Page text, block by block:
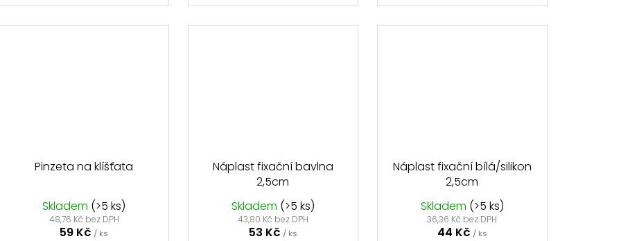
Pinzeta na klíšťata
Skladem (>5 ks)
48,76 Kč bez DPH
59 Kč / ks
Náplast fixační bavlna
2,5cm
Skladem (>5 ks)
43,80 Kč bez DPH
53 Kč / ks
Náplast fixační bílá/silikon
2,5cm
Skladem (>5 ks)
36,36 Kč bez DPH
44 Kč / ks